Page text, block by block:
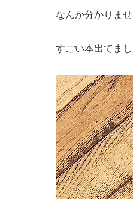
なんか分かりま
すごい本出てま